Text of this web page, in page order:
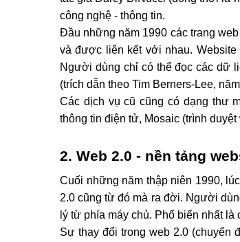
công nghệ - thông tin.
Đầu những năm 1990 các trang
và được liên kết với nhau. Website
Người dùng chỉ có thể đọc các dữ
(trích dẫn theo Tim Berners-Lee,
Các dịch vụ cũ cũng có dạng thư
thông tin điện tử, Mosaic (trình
2. Web 2.0 - nền tảng
Cuối những năm thập niên 1990,
2.0 cũng từ đó mà ra đời. Người
lý từ phía máy chủ. Phổ biến nhất
Sự thay đổi trong web 2.0 (chuyển